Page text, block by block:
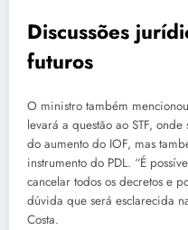
Discussões
futuros
O ministro também
levará a questão ao STF,
do aumento do IOF, mas
instrumento do PDL. “É
cancelar todos os decretos e
dúvida que será esclarecida
Costa.